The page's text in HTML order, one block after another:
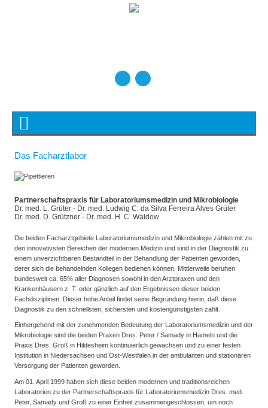
Das Facharztlabor
Partnerschaftspraxis für Laboratoriumsmedizin und Mikrobiologie
Dr. med. L. Grüter - Dr. med. Ludwig C. da Silva Ferreira Alves Grüter
Dr. med. D. Grützner - Dr. med. H. C. Waldow
Die beiden Facharztgebiete Laboratoriumsmedizin und Mikrobiologie zählen mit zu
den innovativsten Bereichen der modernen Medizin und sind in der Diagnostik zu
einem unverzichtbaren Bestandteil in der Behandlung der Patienten geworden,
derer sich die behandelnden Kollegen bedienen können. Mittlerweile beruhen
bundesweit ca. 65% aller Diagnosen sowohl in den Arztpraxen und den
Krankenhäusern z. T. oder gänzlich auf den Ergebnissen dieser beiden
Fachdisziplinen. Dieser hohe Anteil findet seine Begründung hierin, daß diese
Diagnostik zu den schnellsten, sichersten und kostengünstigsten zählt.
Einhergehend mit der zunehmenden Bedeutung der Laboratoriumsmedizin und der
Mikrobiologie sind die beiden Praxen Dres. Peter / Samady in Hameln und die
Praxis Dres. Groß in Hildesheim kontinuierlich gewachsen und zu einer festen
Institution in Niedersachsen und Ost-Westfalen in der ambulanten und stationären
Versorgung der Patienten geworden.
Am 01. April 1999 haben sich diese beiden modernen und traditionsreichen
Laboratorien zu der Partnerschaftspraxis für Laboratoriumsmedizin Dres. med.
Peter, Samady und Groß zu einer Einheit zusammengeschlossen, um noch